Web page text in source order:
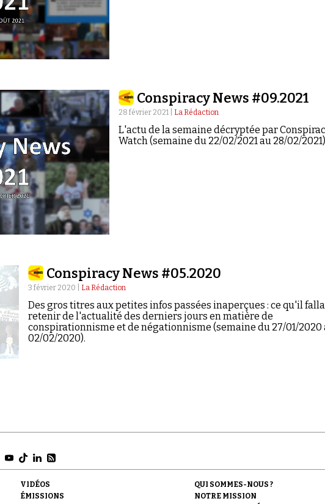
Conspiracy News #09.2021
28 février 2021 | La Rédaction
L'actu de la semaine décryptée par
Watch (semaine du 22/02/2021 au 28/02/
Conspiracy News #05.2020
3 février 2020 | La Rédaction
Des gros titres aux petites infos passées inaperçues : ce qu'il
retenir de l'actualité des derniers jours en matière de
conspirationnisme et de négationnisme (semaine du 27/01/2020
02/02/2020).
VIDÉOS
ÉMISSIONS
QUI SOMMES-NOUS ?
NOTRE MISSION